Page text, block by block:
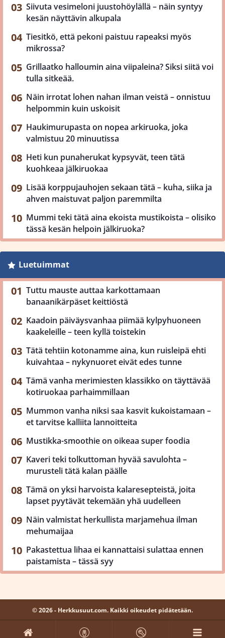
Siivuta vesimeloni juustohöylällä – näin syntyy
kesän näyttävin alkupala
Tiesitkö, että pekoni paistuu rapeaksi myös
mikrossa?
Grillaatko halloumin aina viipaleina? Siksi siitä voi
tulla sitkeää.
Näin irrotat lohen nahan ilman veistä – onnistuu
helpommin kuin uskoisit
Haukimurupasta on nopea arkiruoka, joka
valmistuu 20 minuutissa
Heti kun punaherukat kypsyvät, teen tätä
kuohkeaa jälkiruokaa
Lisää korppujauhojen sekaan tätä – kuha, siika ja
ahven maistuvat paljon paremmilta
Mummi teki tätä aina ekoista mustikoista – olisiko
tässä kesän helpoin jälkiruoka?
Luetuimmat
Tuttu mauste auttaa karkottamaan
banaanikärpäset keittiöstä
Kaadoin päiväysvanhaa piimää kylpyhuoneen
kaakeleille – teen kyllä toistekin
Tätä tehtiin kotonamme aina, kun ruisleipä ehti
kuivahtaa – nykynuoret eivät edes tunne
Tämä vanha merimiesten klassikko on täyttävää
kotiruokaa parhaimmillaan
Mummon vanha niksi saa kasvit kukoistamaan –
et tarvitse kalliita lannoitteita
Mustikka-smoothie on oikeaa super foodia
Kaveri teki tolkuttoman hyvää savulohta –
murusteli tätä kalan päälle
Tämä on yksi harvoista kalaresepteistä, joita
lapset pyytävät tekemään yhä uudelleen
Näin valmistat herkullista marjamehua ilman
mehumaijaa
Pakastettua lihaa ei kannattaisi sulattaa ennen
paistamista – tässä syy
© 2026 - Herkkusuut.com. Kaikki oikeudet pidätetään.